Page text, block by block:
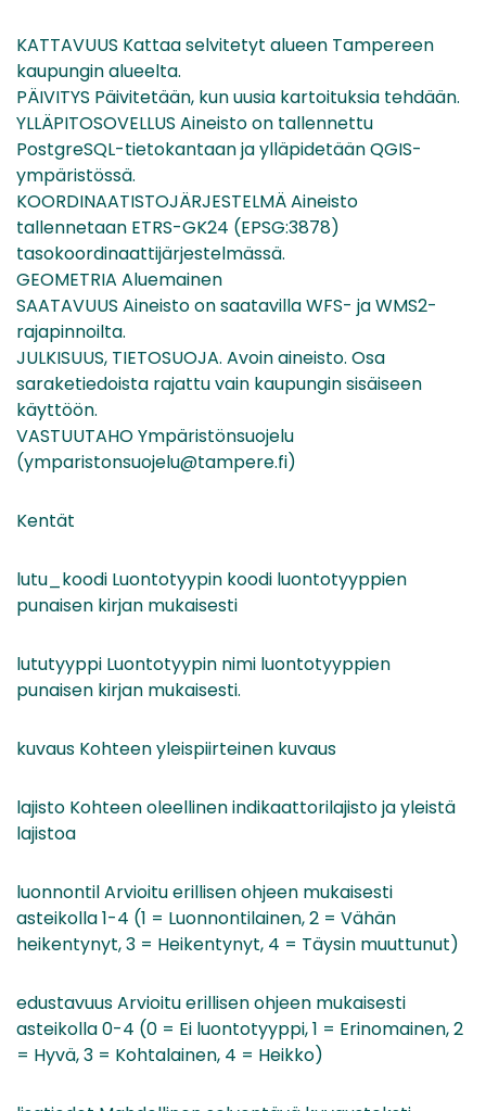
KATTAVUUS Kattaa selvitetyt alueen Tampereen
kaupungin alueelta.
PÄIVITYS Päivitetään, kun uusia kartoituksia tehdään.
YLLÄPITOSOVELLUS Aineisto on tallennettu
PostgreSQL-tietokantaan ja ylläpidetään QGIS-
ympäristössä.
KOORDINAATISTOJÄRJESTELMÄ Aineisto
tallennetaan ETRS-GK24 (EPSG:3878)
tasokoordinaattijärjestelmässä.
GEOMETRIA Aluemainen
SAATAVUUS Aineisto on saatavilla WFS- ja WMS2-
rajapinnoilta.
JULKISUUS, TIETOSUOJA. Avoin aineisto. Osa
saraketiedoista rajattu vain kaupungin sisäiseen
käyttöön.
VASTUUTAHO Ympäristönsuojelu
(ymparistonsuojelu@tampere.fi)
Kentät
lutu_koodi Luontotyypin koodi luontotyyppien
punaisen kirjan mukaisesti
lututyyppi Luontotyypin nimi luontotyyppien
punaisen kirjan mukaisesti.
kuvaus Kohteen yleispiirteinen kuvaus
lajisto Kohteen oleellinen indikaattorilajisto ja yleistä
lajistoa
luonnontil Arvioitu erillisen ohjeen mukaisesti
asteikolla 1-4 (1 = Luonnontilainen, 2 = Vähän
heikentynyt, 3 = Heikentynyt, 4 = Täysin muuttunut)
edustavuus Arvioitu erillisen ohjeen mukaisesti
asteikolla 0-4 (0 = Ei luontotyyppi, 1 = Erinomainen, 2
= Hyvä, 3 = Kohtalainen, 4 = Heikko)